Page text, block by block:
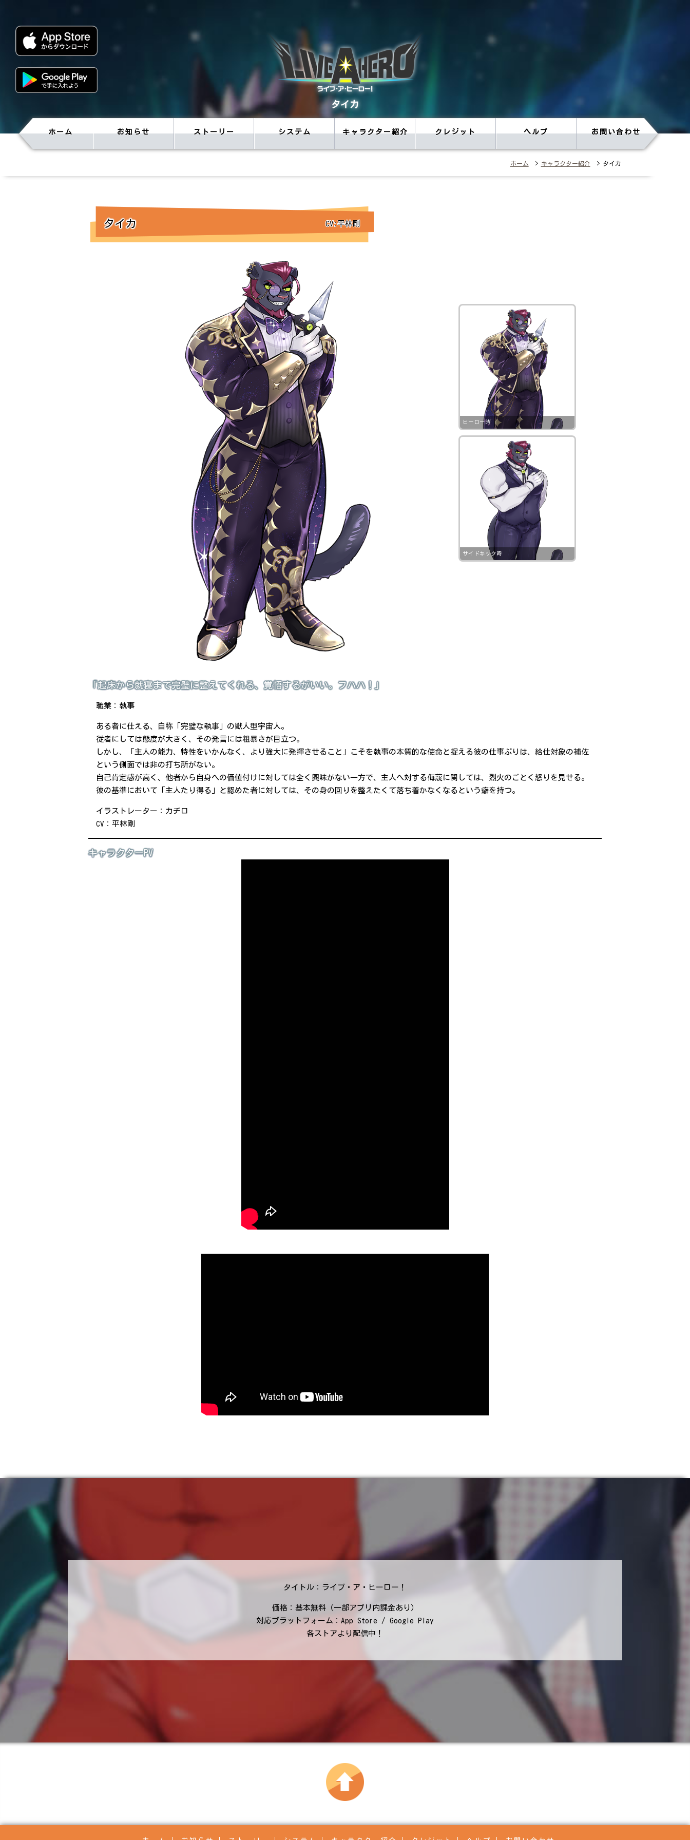
タイカ
ホーム お知らせ ストーリー システム キャラクター紹介 クレジット ヘルプ お問い合わせ
ホーム > キャラクター紹介 > タイカ
タイカ CV:平林剛
ヒーロー時
サイドキック時
「起床から就寝まで完璧に整えてくれる、覚悟するがいい。フハハ！」
職業：執事
ある者に仕える、自称「完璧な執事」の獣人型宇宙人。
従者にしては態度が大きく、その発言には粗暴さが目立つ。
しかし、「主人の能力、特性をいかんなく、より強大に発揮させること」こそを執事の本質的な使命と捉える彼の仕事ぶりは、給仕対象の補佐
という側面では非の打ち所がない。
自己肯定感が高く、他者から自身への価値付けに対しては全く興味がない一方で、主人へ対する侮蔑に関しては、烈火のごとく怒りを見せる。
彼の基準において「主人たり得る」と認めた者に対しては、その身の回りを整えたくて落ち着かなくなるという癖を持つ。
イラストレーター：カヂロ
CV：平林剛
キャラクターPV
タイトル：ライブ・ア・ヒーロー！
価格：基本無料（一部アプリ内課金あり）
対応プラットフォーム：App Store / Google Play
各ストアより配信中！